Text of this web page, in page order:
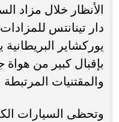
الأنظار خلال مزاد
دار تينانتس
بإقبال كبير من هواة
والمقتنيات
وتحظى السيارات